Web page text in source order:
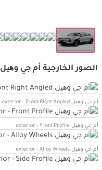
الصور الخارجية أم جي وھیل
أم جي وھیل exterior - Front Right Angled
أم جي وھیل exterior - Front Profile
أم جي وھیل exterior - Alloy Wheels